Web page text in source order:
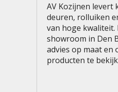
AV Kozijnen levert
deuren, rolluiken
van hoge kwaliteit.
showroom in Den
advies op maat en
producten te